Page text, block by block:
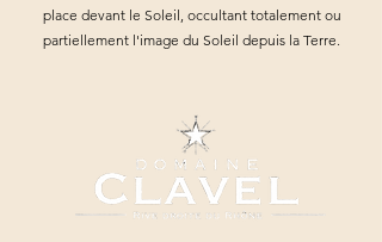
place devant le Soleil, occultant totalement ou
partiellement l'image du Soleil depuis la Terre.